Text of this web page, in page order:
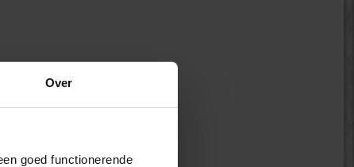
Over
goed functionerende